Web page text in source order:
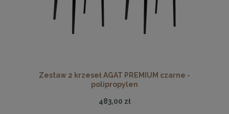
Zestaw 2 krzeseł AGAT PREMIUM czarne -
polipropylen
483,00 zł